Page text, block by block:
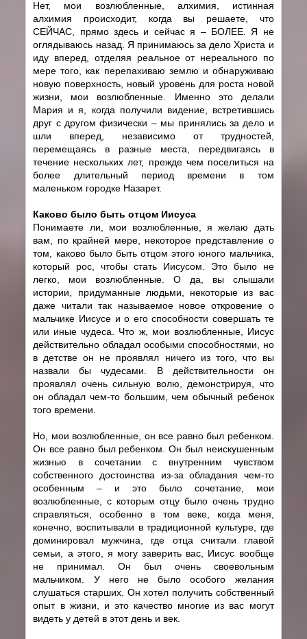
Нет, мои возлюбленные, алхимия, истинная
алхимия происходит, когда вы решаете, что
СЕЙЧАС, прямо здесь и сейчас я – БОЛЕЕ. Я не
оглядываюсь назад. Я принимаюсь за дело Христа и
иду вперед, отделяя реальное от нереального по
мере того, как перепахиваю землю и обнаруживаю
новую поверхность, новый уровень для роста новой
жизни, мои возлюбленные. Именно это делали
Мария и я, когда получили видение, встретившись
друг с другом физически – мы принялись за дело и
шли вперед, независимо от трудностей,
перемещаясь в разные места, передвигаясь в
течение нескольких лет, прежде чем поселиться на
более длительный период времени в том
маленьком городке Назарет.
Каково было быть отцом Иисуса
Понимаете ли, мои возлюбленные, я желаю дать
вам, по крайней мере, некоторое представление о
том, каково было быть отцом этого юного мальчика,
который рос, чтобы стать Иисусом. Это было не
легко, мои возлюбленные. О да, вы слышали
истории, придуманные людьми, некоторые из вас
даже читали так называемое новое откровение о
мальчике Иисусе и о его способности совершать те
или иные чудеса. Что ж, мои возлюбленные, Иисус
действительно обладал особыми способностями, но
в детстве он не проявлял ничего из того, что вы
назвали бы чудесами. В действительности он
проявлял очень сильную волю, демонстрируя, что
он обладал чем-то большим, чем обычный ребенок
того времени.
Но, мои возлюбленные, он все равно был ребенком.
Он все равно был ребенком. Он был неискушенным
жизнью в сочетании с внутренним чувством
собственного достоинства из-за обладания чем-то
особенным – и это было сочетание, мои
возлюбленные, с которым отцу было очень трудно
справляться, особенно в том веке, когда меня,
конечно, воспитывали в традиционной культуре, где
доминировал мужчина, где отца считали главой
семьи, а этого, я могу заверить вас, Иисус вообще
не принимал. Он был очень своевольным
мальчиком. У него не было особого желания
слушаться старших. Он хотел получить собственный
опыт в жизни, и это качество многие из вас могут
видеть у детей в этот день и век.